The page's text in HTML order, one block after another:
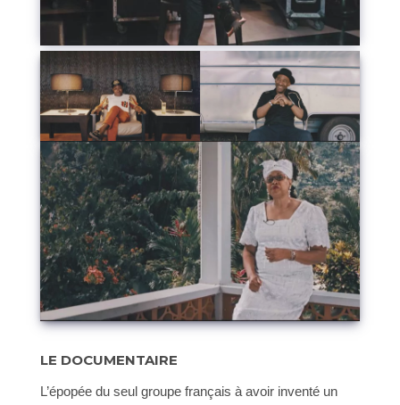
LE DOCUMENTAIRE
L’épopée du seul groupe français à avoir inventé un